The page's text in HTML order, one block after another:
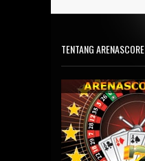
TENTANG ARENASCORE